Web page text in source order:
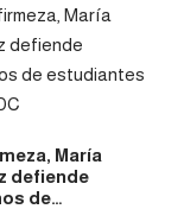
María
defiende
de…